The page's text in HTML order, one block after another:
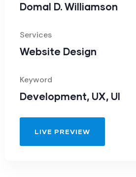
Domal D. Williamson
Services
Website Design
Keyword
Development, UX, UI
LIVE PREVIEW